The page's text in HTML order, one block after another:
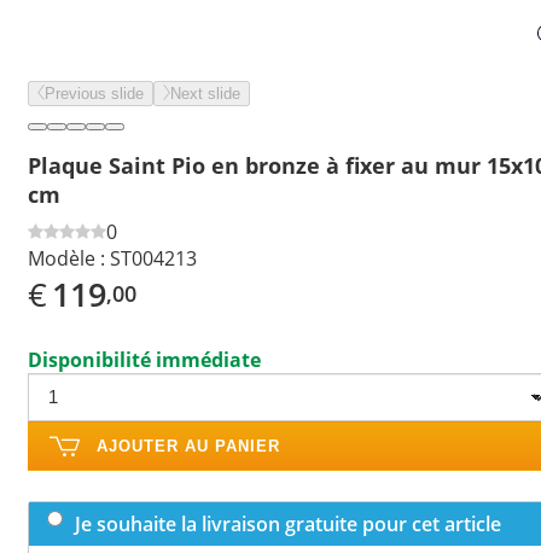
Previous slide Next slide
Plaque Saint Pio en bronze à fixer au mur
cm
0
Modèle : ST004213
€119,00
Disponibilité immédiate
AJOUTER AU PANIER
Je souhaite la livraison gratuite pour cet article